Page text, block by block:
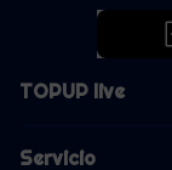
TOPUP live
Servicio